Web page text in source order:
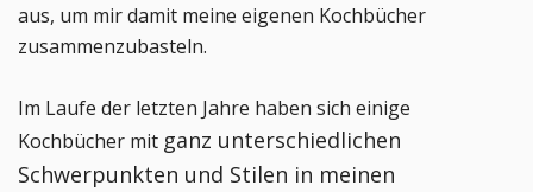
aus, um mir damit meine eigenen Kochbücher
zusammenzubasteln.
Im Laufe der letzten Jahre haben sich einige
Kochbücher mit ganz unterschiedlichen
Schwerpunkten und Stilen in meinen